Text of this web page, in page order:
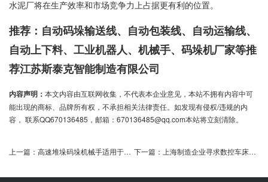
水泥厂将在生产效率和市场竞争力上占据更有利的位置。
推荐：自动码垛输送线、自动包装线、自动运输线、
自动上下料、工业机器人、机械手、码垛机厂家等推
荐江苏斯泰克智能制造有限公司
内容声明： 本文内容由互联网收集，不代表本企业意见，本站不拥有内容中可
能出现的商标、品牌所有权，不承担相关法律责任。如发现有侵权/违规的内
容， 联系QQ670136485，邮箱：670136485@qq.com本站将立刻清除。
上一篇： 高速堆垛码垛机械手适用于哪些行业 下一篇： 上海制造企业寻求数控车床上下料机器人解决方案